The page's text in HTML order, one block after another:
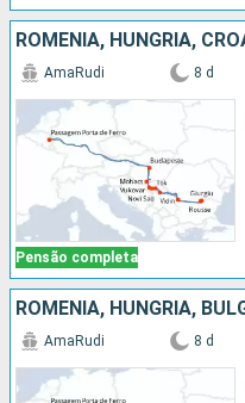
Pensão completa
AmaRudi 8 d
AmaRudi 8 d